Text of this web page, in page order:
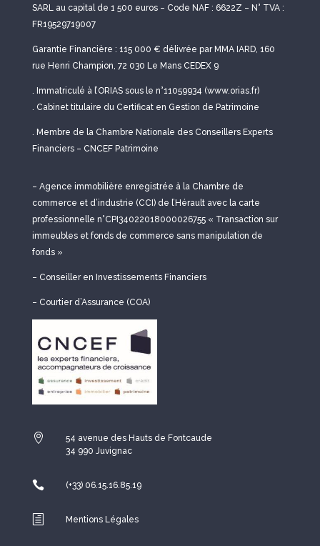
SARL au capital de 1 500 euros – Code NAF : 6622Z – N° TVA :
FR19529719007
Garantie Financière : 115 000 € délivrée par MMA IARD, 160
rue Henri Champion, 72 030 Le Mans CEDEX 9
. Immatriculé à l’ORIAS sous le n°11059934 (www.orias.fr)
. Cabinet titulaire du Certificat en Gestion de Patrimoine
. Membre de la Chambre Nationale des Conseillers Experts
Financiers – CNCEF Patrimoine
– Agence immobilière enregistrée à la Chambre de
commerce et d’industrie (CCI) de l’Hérault avec la carte
professionnelle n°CPI34022018000026755 « Transaction sur
immeubles et fonds de commerce sans manipulation de
fonds »
– Conseiller en Investissements Financiers
– Courtier d’Assurance (COA)

54 avenue des Hauts de Fontcaude
34 990 Juvignac
 (+33) 06.15.16.85.19
h Mentions Légales